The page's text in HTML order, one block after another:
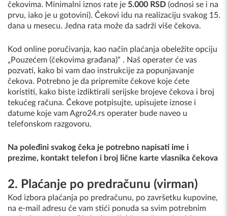
čekovima. Minimalni iznos rate je 5.000 RSD (odnosi se i na
prvu, iako je u gotovini). Čekovi idu na realizaciju svakog 15.
dana u mesecu. Jedna rata može da sadrži više čekova.
Kod online poručivanja, kao način plaćanja obeležite opciju
„Pouzećem (čekovima građana)“ . Naš operater će vas
pozvati, kako bi vam dao instrukcije za popunjavanje
čekova. Potrebno je da pripremite čekove koje ćete
koristiti, kako biste izdiktirali serijske brojeve čekova i broj
tekućeg računa. Čekove potpisujte, upisujete iznose i
datume koje vam Agro24.rs operater bude naveo u
telefonskom razgovoru.
Na poleđini svakog čeka je potrebno napisati ime i
prezime, kontakt telefon i broj lične karte vlasnika čekova
2. Plaćanje po predračunu (virman)
Kod izbora plaćanja po predračunu, po završetku kupovine,
na e-mail adresu će vam stići ponuda sa svim potrebnim